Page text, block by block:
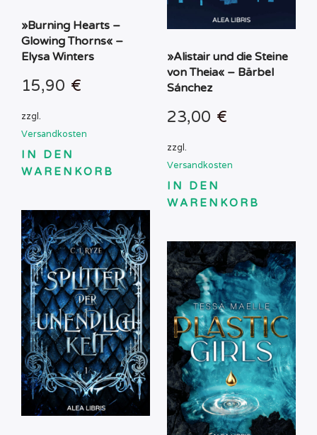
»Burning Hearts –
Glowing Thorns« –
Elysa Winters
15,90 €
zzgl.
Versandkosten
IN DEN
WARENKORB
»Alistair und die Steine
von Theia« – Bärbel
Sánchez
23,00 €
zzgl.
Versandkosten
IN DEN
WARENKORB